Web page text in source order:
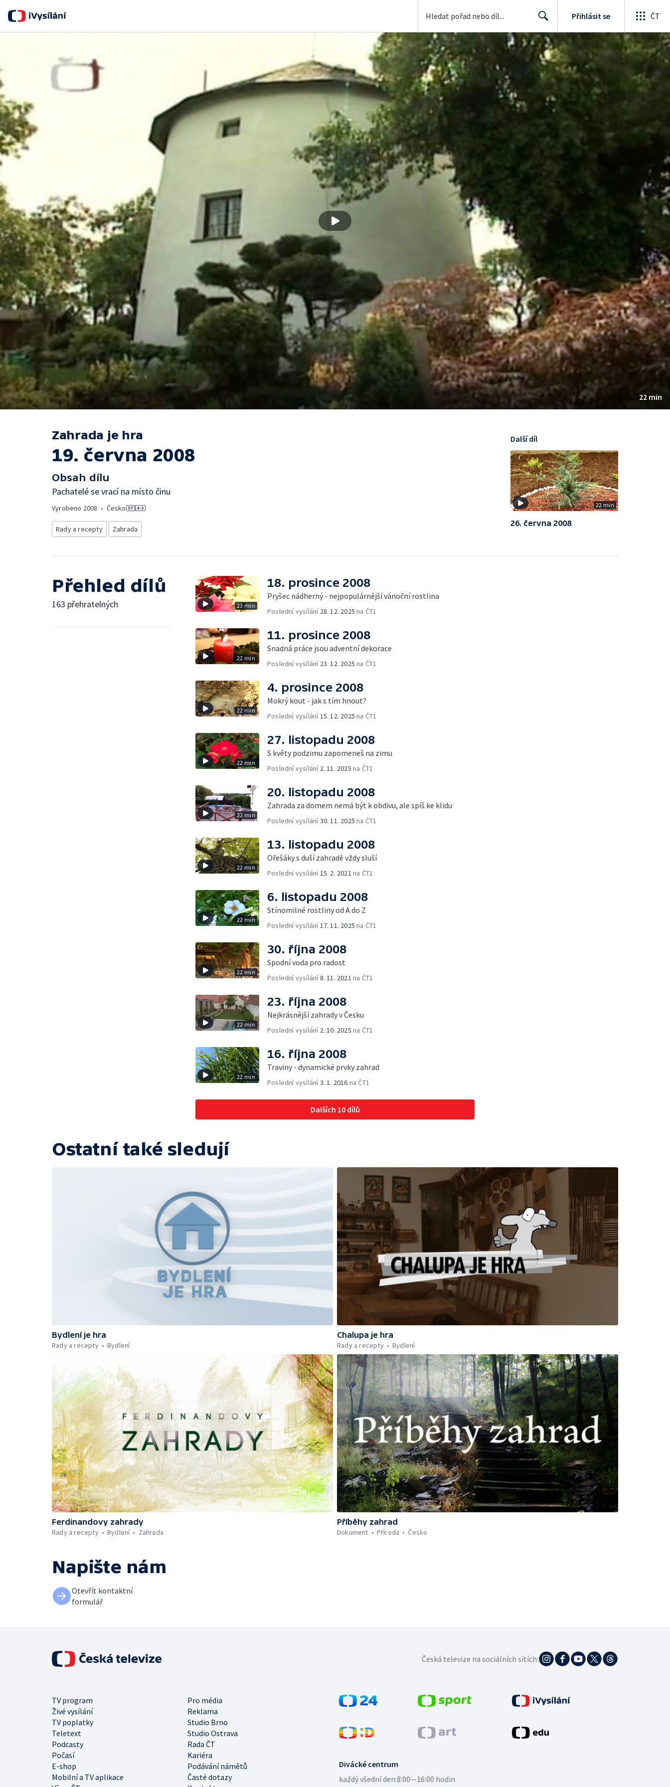
Search
Přihlásit se ČT
22 min
Zahrada je hra
19. června 2008
Obsah dílu
Pachatelé se vrací na místo činu
Vyrobeno 2008 • Česko
Rady a recepty Zahrada
22 min
Další díl
26. června 2008
Přehled dílů
163 přehratelných 23 min
18. prosince 2008
Pryšec nádherný - nejpopulárnější vánoční rostlina
Poslední vysílání 28. 12. 2025 na ČT1
22 min
11. prosince 2008
Snadná práce jsou adventní dekorace
Poslední vysílání 23. 12. 2025 na ČT1
22 min
4. prosince 2008
Mokrý kout - jak s tím hnout?
Poslední vysílání 15. 12. 2025 na ČT1
22 min
27. listopadu 2008
S květy podzimu zapomeneš na zimu
Poslední vysílání 2. 11. 2025 na ČT1
22 min
20. listopadu 2008
Zahrada za domem nemá být k obdivu, ale spíš ke klidu
Poslední vysílání30. 11. 2025 na ČT1
22 min
13. listopadu 2008
Ořešáky s duší zahradě vždy sluší
Poslední vysílání 15. 2. 2021 na ČT1
22 min
6. listopadu 2008
Stínomilné rostliny od A do Z
Poslední vysílání 17. 11. 2025 na ČT1
22 min
30. října 2008
Spodní voda pro radost
Poslední vysílání8. 11. 2021 na ČT1
22 min
23. října 2008
Nejkrásnější zahrady v Česku
Poslední vysílání 2. 10. 2025 na ČT1
22 min
16. října 2008
Traviny - dynamické prvky zahrad
Poslední vysílání3. 1. 2016 na ČT1
Dalších 10 dílů
Ostatní také sledují
Bydlení je hra
Rady a recepty
Bydlení
Chalupa je hra
Rady a recepty
Bydlení
Ferdinandovy zahrady
Rady a recepty
Bydlení Zahrada
Příběhy zahrad
Dokument
Příroda Česko
Napište nám
Otevřít kontaktní
formulář
Divácké centrum
každý všední den:8:00—16:00 hodin
TV program
Pro média
Živé vysílání
Reklama
TV poplatky
Studio Brno
Teletext
Studio Ostrava
Podcasty
Rada ČT
Počasí
Kariéra
E-shop
Podávání námětů
Mobilní a TV aplikace
Časté dotazy
Česká televize na sociálních sítích: